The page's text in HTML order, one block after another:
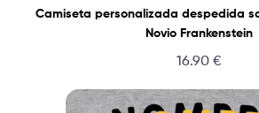
Camiseta personalizada despedida
Novio Frankenstein
16.90 €